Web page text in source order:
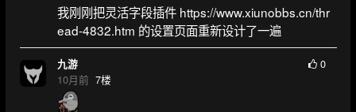
我刚刚把灵活字段插件 https://www.xiunobbs.cn/thr
ead-4832.htm 的设置页面重新设计了一遍
九游
10月前 7楼
0